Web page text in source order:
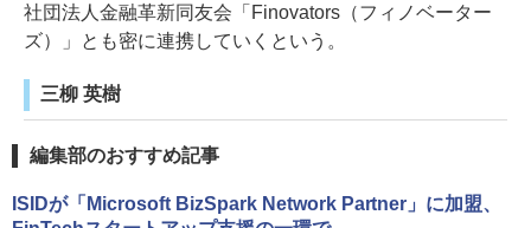
社団法人金融革新同友会「Finovators（フィノベーター
ズ）」とも密に連携していくという。
三柳 英樹
編集部のおすすめ記事
ISIDが「Microsoft BizSpark Network Partner」に加盟、